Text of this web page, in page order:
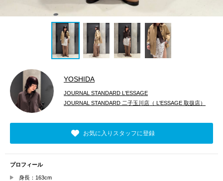
YOSHIDA
JOURNAL STANDARD L'ESSAGE
JOURNAL STANDARD 二子玉川店（ L'ESSAGE 取扱店）
お気に入りスタッフに登録
プロフィール
身長：163cm